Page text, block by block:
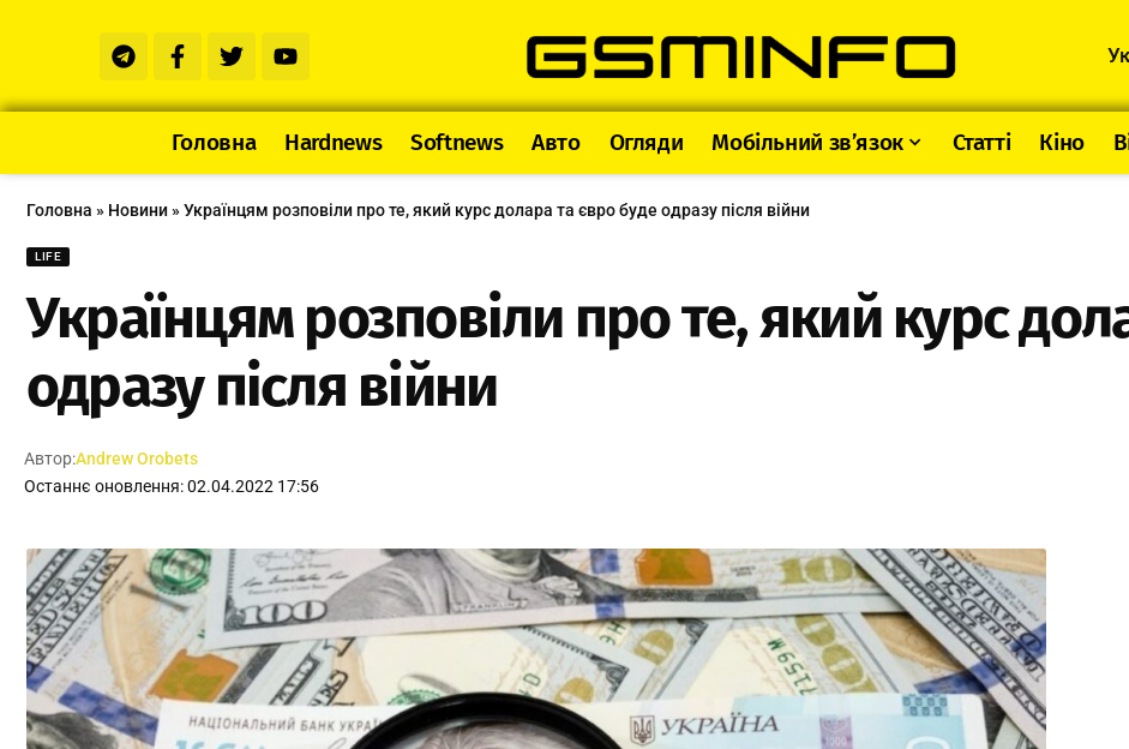
Головна Hardnews Softnews Авто Огляди Мобільний зв’язок Статті Кіно
Головна » Новини»Українцям розповіли про те, який курс долара та євро буде одразу після війни
LIFE
Українцям розповіли про те, який курс
одразу після війни
Останнє оновлення: 02.04.2022 17:56
Автор:Andrew Orobets